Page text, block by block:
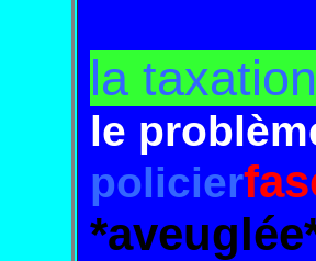
la taxation
le
policier